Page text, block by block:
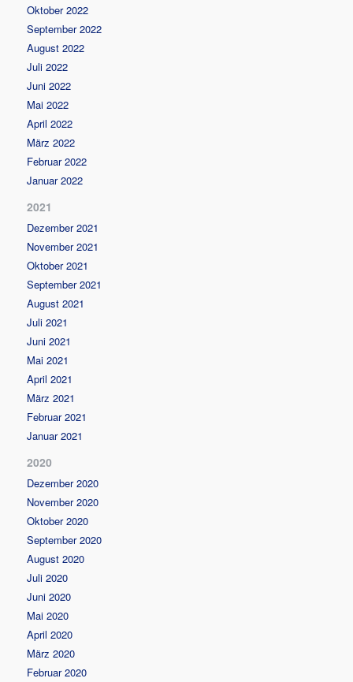
Oktober 2022
September 2022
August 2022
Juli 2022
Juni 2022
Mai 2022
April 2022
März 2022
Februar 2022
Januar 2022
2021
Dezember 2021
November 2021
Oktober 2021
September 2021
August 2021
Juli 2021
Juni 2021
Mai 2021
April 2021
März 2021
Februar 2021
Januar 2021
2020
Dezember 2020
November 2020
Oktober 2020
September 2020
August 2020
Juli 2020
Juni 2020
Mai 2020
April 2020
März 2020
Februar 2020